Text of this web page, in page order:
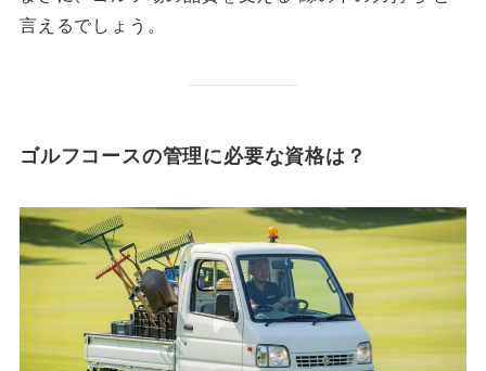
言えるでしょう。
ゴルフコースの管理に必要な資格は？